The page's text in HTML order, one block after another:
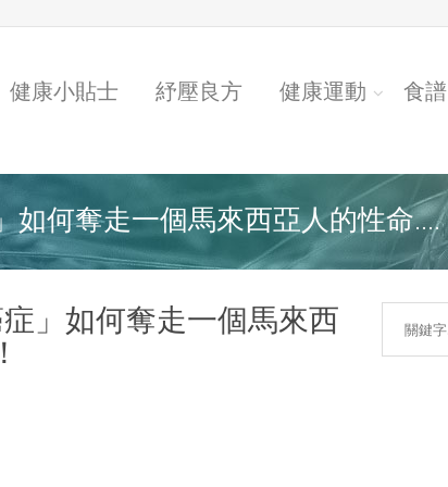
健康小貼士 紓壓良方 健康運動 食譜
何奪走一個馬來西亞人的性命....
」如何奪走一個馬來西